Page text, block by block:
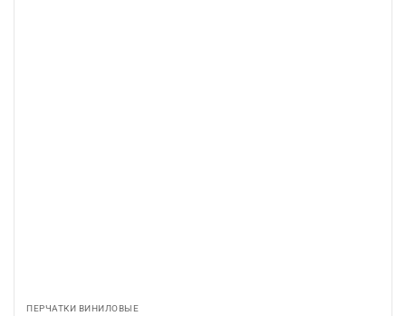
ПЕРЧАТКИ ВИНИЛОВЫЕ